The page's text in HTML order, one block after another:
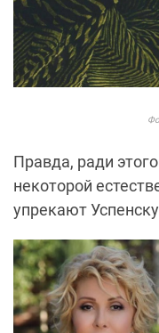
Правда, ради
некоторой
упрекают